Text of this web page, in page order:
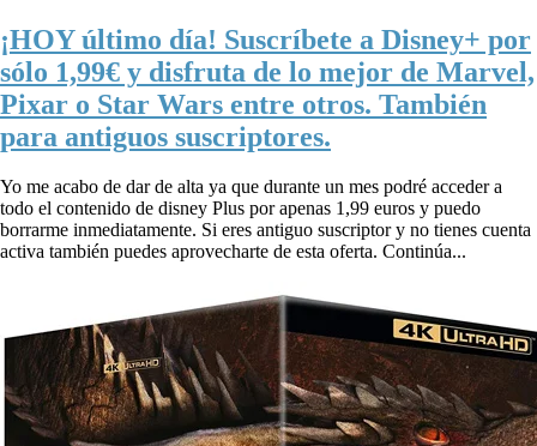
¡HOY último día! Suscríbete a Disney+ por
sólo 1,99€ y disfruta de lo mejor de Marvel,
Pixar o Star Wars entre otros. También
para antiguos suscriptores.
Yo me acabo de dar de alta ya que durante un mes podré acceder a
todo el contenido de disney Plus por apenas 1,99 euros y puedo
borrarme inmediatamente. Si eres antiguo suscriptor y no tienes cuenta
activa también puedes aprovecharte de esta oferta. Continúa...